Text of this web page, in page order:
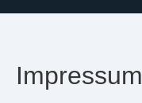
Impressum